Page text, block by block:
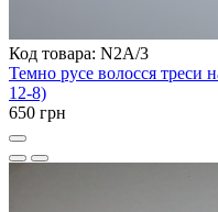
Код товара: N2A/3
Темно русе волосся треси
12-8)
650 грн